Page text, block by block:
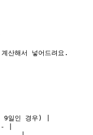
산해서 넣어드려요.
일인 경우) |
|